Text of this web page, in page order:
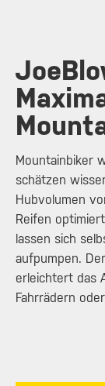
Mountainbiker
schätzen
Hubvolumen
Reifen
lassen sich
aufpumpen.
erleichtert das
Fahrrädern